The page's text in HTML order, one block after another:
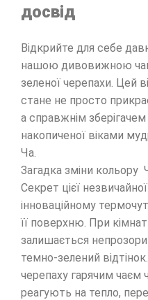
досвід
Відкрийте для себе
нашою дивовижною
зеленої черепахи. Цей
стане не просто
а справжнім
накопиченої віками
Ча.
Загадка зміни кольору
Секрет цієї
інноваційному
її поверхню. При
залишається
темно-зелений
черепаху гарячим
реагують на тепло,